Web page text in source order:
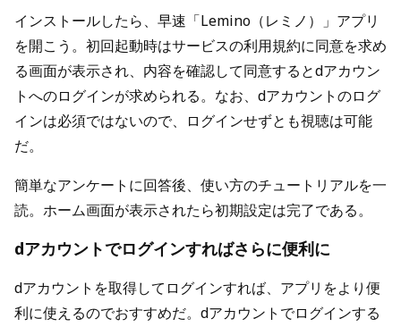
インストールしたら、早速「Lemino（レミノ）」アプリ
を開こう。初回起動時はサービスの利用規約に同意を求め
る画面が表示され、内容を確認して同意するとdアカウン
トへのログインが求められる。なお、dアカウントのログ
インは必須ではないので、ログインせずとも視聴は可能
だ。
簡単なアンケートに回答後、使い方のチュートリアルを一
読。ホーム画面が表示されたら初期設定は完了である。
dアカウントでログインすればさらに便利に
dアカウントを取得してログインすれば、アプリをより便
利に使えるのでおすすめだ。dアカウントでログインする